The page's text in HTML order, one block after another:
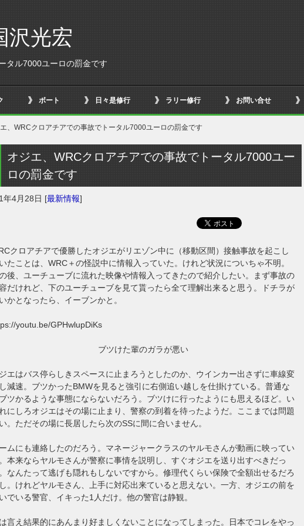
沢光宏
タル7000ユーロの罰金です
ボート 日々是修行 ラリー修行 お問い合せ
、WRCクロアチアでの事故でトータル7000ユーロの罰金です
オジエ、WRCクロアチアでの事故でトータル7000ユー
ロの罰金です
年4月28日 [最新情報]
クロアチアで優勝したオジエがリエゾン中に（移動区間）接触事故を起こし
たことは、WRC＋の怪説中に情報入っていた。けれど状況についちゃ不明。
後、ユーチューブに流れた映像や情報入ってきたので紹介したい。まず事故の
だけれど、下のユーチューブを見て貰ったら全て理解出来ると思う。ドチラが
かとなったら、イーブンかと。
youtu.be/GPHwlupDiKs
ブツけた輩のガラが悪い
エはバス停らしきスペースに止まろうとしたのか、ウインカー出さずに車線変
減速。ブツかったBMWを見ると強引に右側追い越しを仕掛けている。普通な
ツかるような事態にならないだろう。ブツけに行ったようにも思えるほど。い
にしろオジエはその場に止まり、警察の到着を待ったようだ。ここまでは問題
。ただその場に長居したら次のSSに間に合いません。
ムにも連絡したのだろう。マネージャークラスのヤルモさんが動画に映ってい
本来ならヤルモさんが警察に事情を説明し、すぐオジエを送り出すべきだっ
なんたって逃げも隠れもしないですから。修理代くらい保険で全額出せるだろ
。けれどヤルモさん、上手に対応出来ていると思えない。一方、オジエの前を
でいる警官、イキった1人だけ。他の警官は静観。
言え結果的にあんまり好ましくないことになってしまった。日本でコレをやっ